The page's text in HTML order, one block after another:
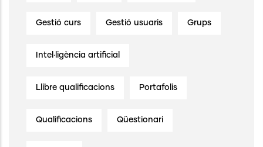
Gestió curs Gestió usuaris Grups
Intel·ligència artificial
Llibre qualificacions Portafolis
Qualificacions Qüestionari